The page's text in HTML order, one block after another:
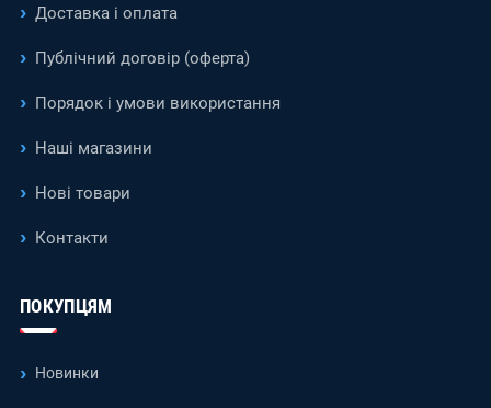
Доставка і оплата
Публічний договір (оферта)
Порядок і умови використання
Наші магазини
Нові товари
Контакти
ПОКУПЦЯМ
Новинки